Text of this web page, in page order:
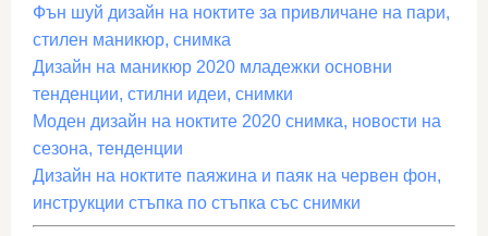
Фън шуй дизайн на ноктите за привличане на пари,
стилен маникюр, снимка
Дизайн на маникюр 2020 младежки основни
тенденции, стилни идеи, снимки
Моден дизайн на ноктите 2020 снимка, новости на
сезона, тенденции
Дизайн на ноктите паяжина и паяк на червен фон,
инструкции стъпка по стъпка със снимки